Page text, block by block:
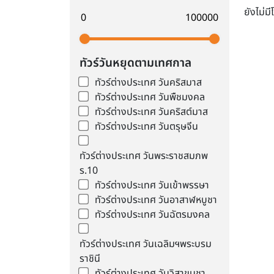
ทัวร์วันหยุดตามเทศกาล
ทัวร์ต่างประเทศ วันคริสมาส
ทัวร์ต่างประเทศ วันพืชมงคล
ทัวร์ต่างประเทศ วันคริสต์มาส
ทัวร์ต่างประเทศ วันตรุษจีน
ทัวร์ต่างประเทศ วันพระราชสมภพ
ร.10
ทัวร์ต่างประเทศ วันเข้าพรรษา
ทัวร์ต่างประเทศ วันอาสาฬหบูชา
ทัวร์ต่างประเทศ วันฉัตรมงคล
ทัวร์ต่างประเทศ วันเฉลิมฯพระบรม
ราชินี
ยังไม่